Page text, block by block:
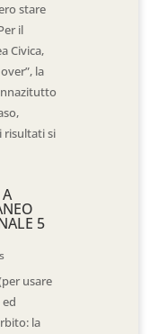
stare
il
Civica,
la
risultati si
5
usare
la